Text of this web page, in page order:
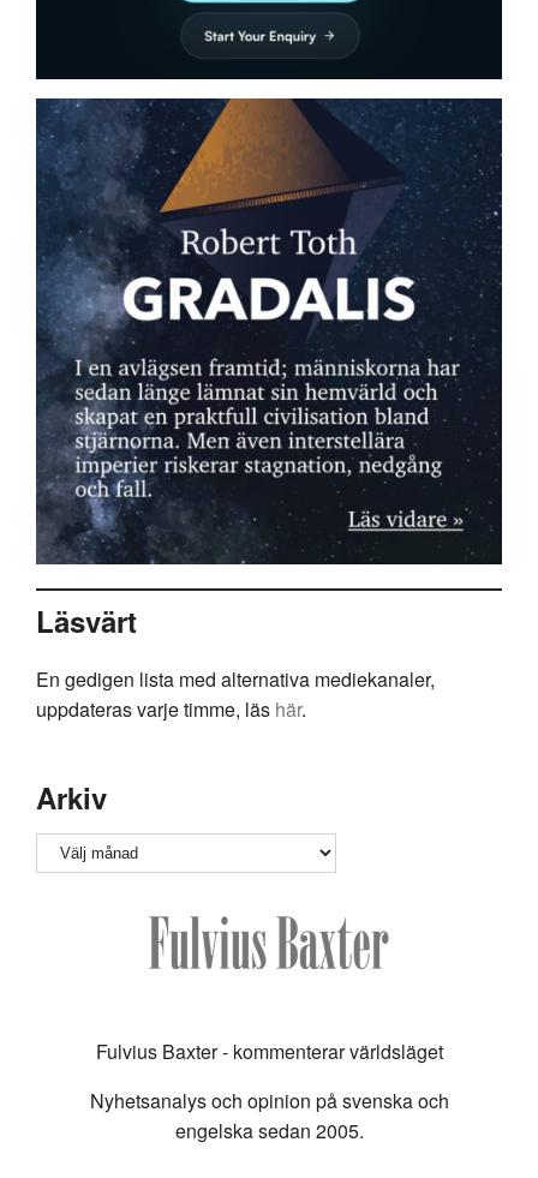
Läsvärt
En gedigen lista med alternativa mediekanaler,
uppdateras varje timme, läs här.
Arkiv
Arkiv
Fulvius Baxter - kommenterar världsläget
Nyhetsanalys och opinion på svenska och
engelska sedan 2005.